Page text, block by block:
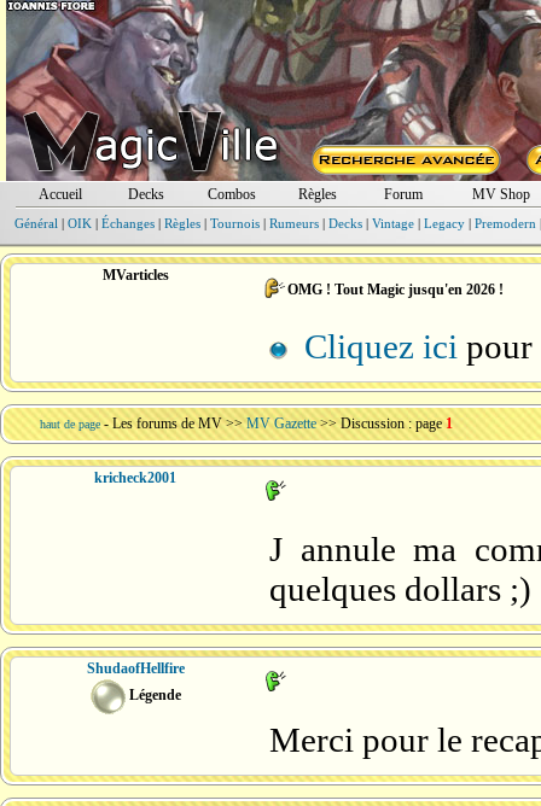
Accueil Decks Combos Règles Forum MV Shop
Général | OIK | Échanges| Règles| Tournois| Rumeurs| Decks| Vintage| Legacy| Premodern
MVarticles
OMG ! Tout Magic jusqu'en 2026 !
Cliquez ici
haut de page -Les forums de MV>>MV Gazette>> Discussion : page1
kricheck2001
J annule ma
quelques dollars ;)
ShudaofHellfire
Légende
Merci pour le